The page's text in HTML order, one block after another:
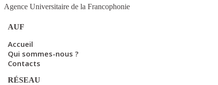
Agence Universitaire de la Francophonie
AUF
Accueil
Qui sommes-nous ?
Contacts
RÉSEAU